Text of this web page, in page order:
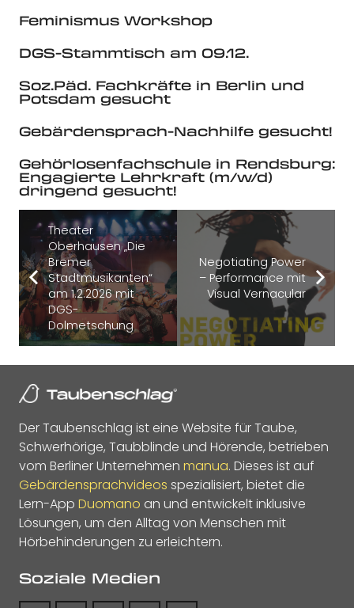
Feminismus Workshop
DGS-Stammtisch am 09.12.
Soz.Päd. Fachkräfte in Berlin und
Potsdam gesucht
Gebärdensprach-Nachhilfe gesucht!
Gehörlosenfachschule in Rendsburg:
Engagierte Lehrkraft (m/w/d)
dringend gesucht!
Theater
Oberhausen „Die
Bremer
Stadtmusikanten“
am 1.2.2026 mit
DGS-
Dolmetschung
Negotiating Power
– Performance mit
Visual Vernacular
Der Taubenschlag ist eine Website für Taube,
Schwerhörige, Taubblinde und Hörende, betrieben
vom Berliner Unternehmen manua. Dieses ist auf
Gebärdensprachvideos spezialisiert, bietet die
Lern-App Duomano an und entwickelt inklusive
Lösungen, um den Alltag von Menschen mit
Hörbehinderungen zu erleichtern.
Soziale Medien